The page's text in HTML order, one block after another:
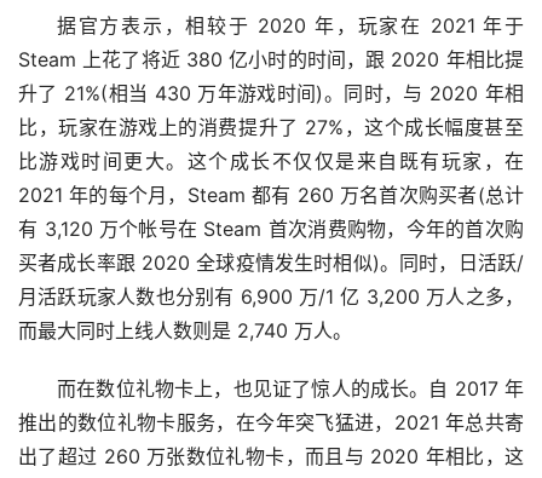
据官方表示，相较于 2020 年，玩家在 2021 年于
Steam 上花了将近 380 亿小时的时间，跟 2020 年相比提
升了 21%(相当 430 万年游戏时间)。同时，与 2020 年相
比，玩家在游戏上的消费提升了 27%，这个成长幅度甚至
比游戏时间更大。这个成长不仅仅是来自既有玩家，在
2021 年的每个月，Steam 都有 260 万名首次购买者(总计
有 3,120 万个帐号在 Steam 首次消费购物，今年的首次购
买者成长率跟 2020 全球疫情发生时相似)。同时，日活跃/
月活跃玩家人数也分别有 6,900 万/1 亿 3,200 万人之多，
而最大同时上线人数则是 2,740 万人。
而在数位礼物卡上，也见证了惊人的成长。自 2017 年
推出的数位礼物卡服务，在今年突飞猛进，2021 年总共寄
出了超过 260 万张数位礼物卡，而且与 2020 年相比，这